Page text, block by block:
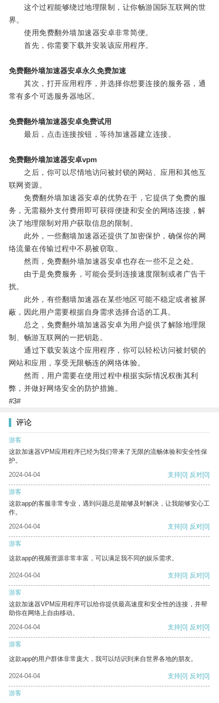
这个过程能够绕过地理限制，让你畅游国际互联网的世
界。
使用免费翻外墙加速器安卓非常简便。
首先，你需要下载并安装该应用程序。
免费翻外墙加速器安卓永久免费加速
其次，打开应用程序，并选择你想要连接的服务器，通
常有多个可选服务器地区。
免费翻外墙加速器安卓免费试用
最后，点击连接按钮，等待加速器建立连接。
免费翻外墙加速器安卓vpm
之后，你可以尽情地访问被封锁的网站、应用和其他互
联网资源。
免费翻外墙加速器安卓的优势在于，它提供了免费的服
务，无需额外支付费用即可获得便捷和安全的网络连接，解
决了地理限制对用户获取信息的限制。
此外，一些翻墙加速器还提供了加密保护，确保你的网
络流量在传输过程中不易被窃取。
然而，免费翻外墙加速器安卓也存在一些不足之处。
由于是免费服务，可能会受到连接速度限制或者广告干
扰。
此外，有些翻墙加速器在某些地区可能不稳定或者被屏
蔽，因此用户需要根据自身需求选择合适的工具。
总之，免费翻外墙加速器安卓为用户提供了解除地理限
制、畅游互联网的一把钥匙。
通过下载安装这个应用程序，你可以轻松访问被封锁的
网站和应用，享受无限畅连的网络体验。
然而，用户需要在使用过程中根据实际情况权衡其利
弊，并做好网络安全的防护措施。
#3#
评论
游客
这款加速器VPM应用程序已经为我们带来了无限的流畅体验和安全性保
护。
2024-04-04
支持[0] 反对[0]
游客
这款app的客服非常专业，遇到问题总是能够及时解决，让我能够安心工
作。
2024-04-04
支持[0] 反对[0]
游客
这款app的视频资源非常丰富，可以满足我不同的娱乐需求。
2024-04-04 支持[0] 反对[0]
游客
这款加速器VPM应用程序可以给你提供最高速度和安全性的连接，并帮
助你在网络上自由移动。
2024-04-04
支持[0] 反对[0]
游客
这款app的用户群体非常庞大，我可以结识到来自世界各地的朋友。
2024-04-04 支持[0] 反对[0]
游客